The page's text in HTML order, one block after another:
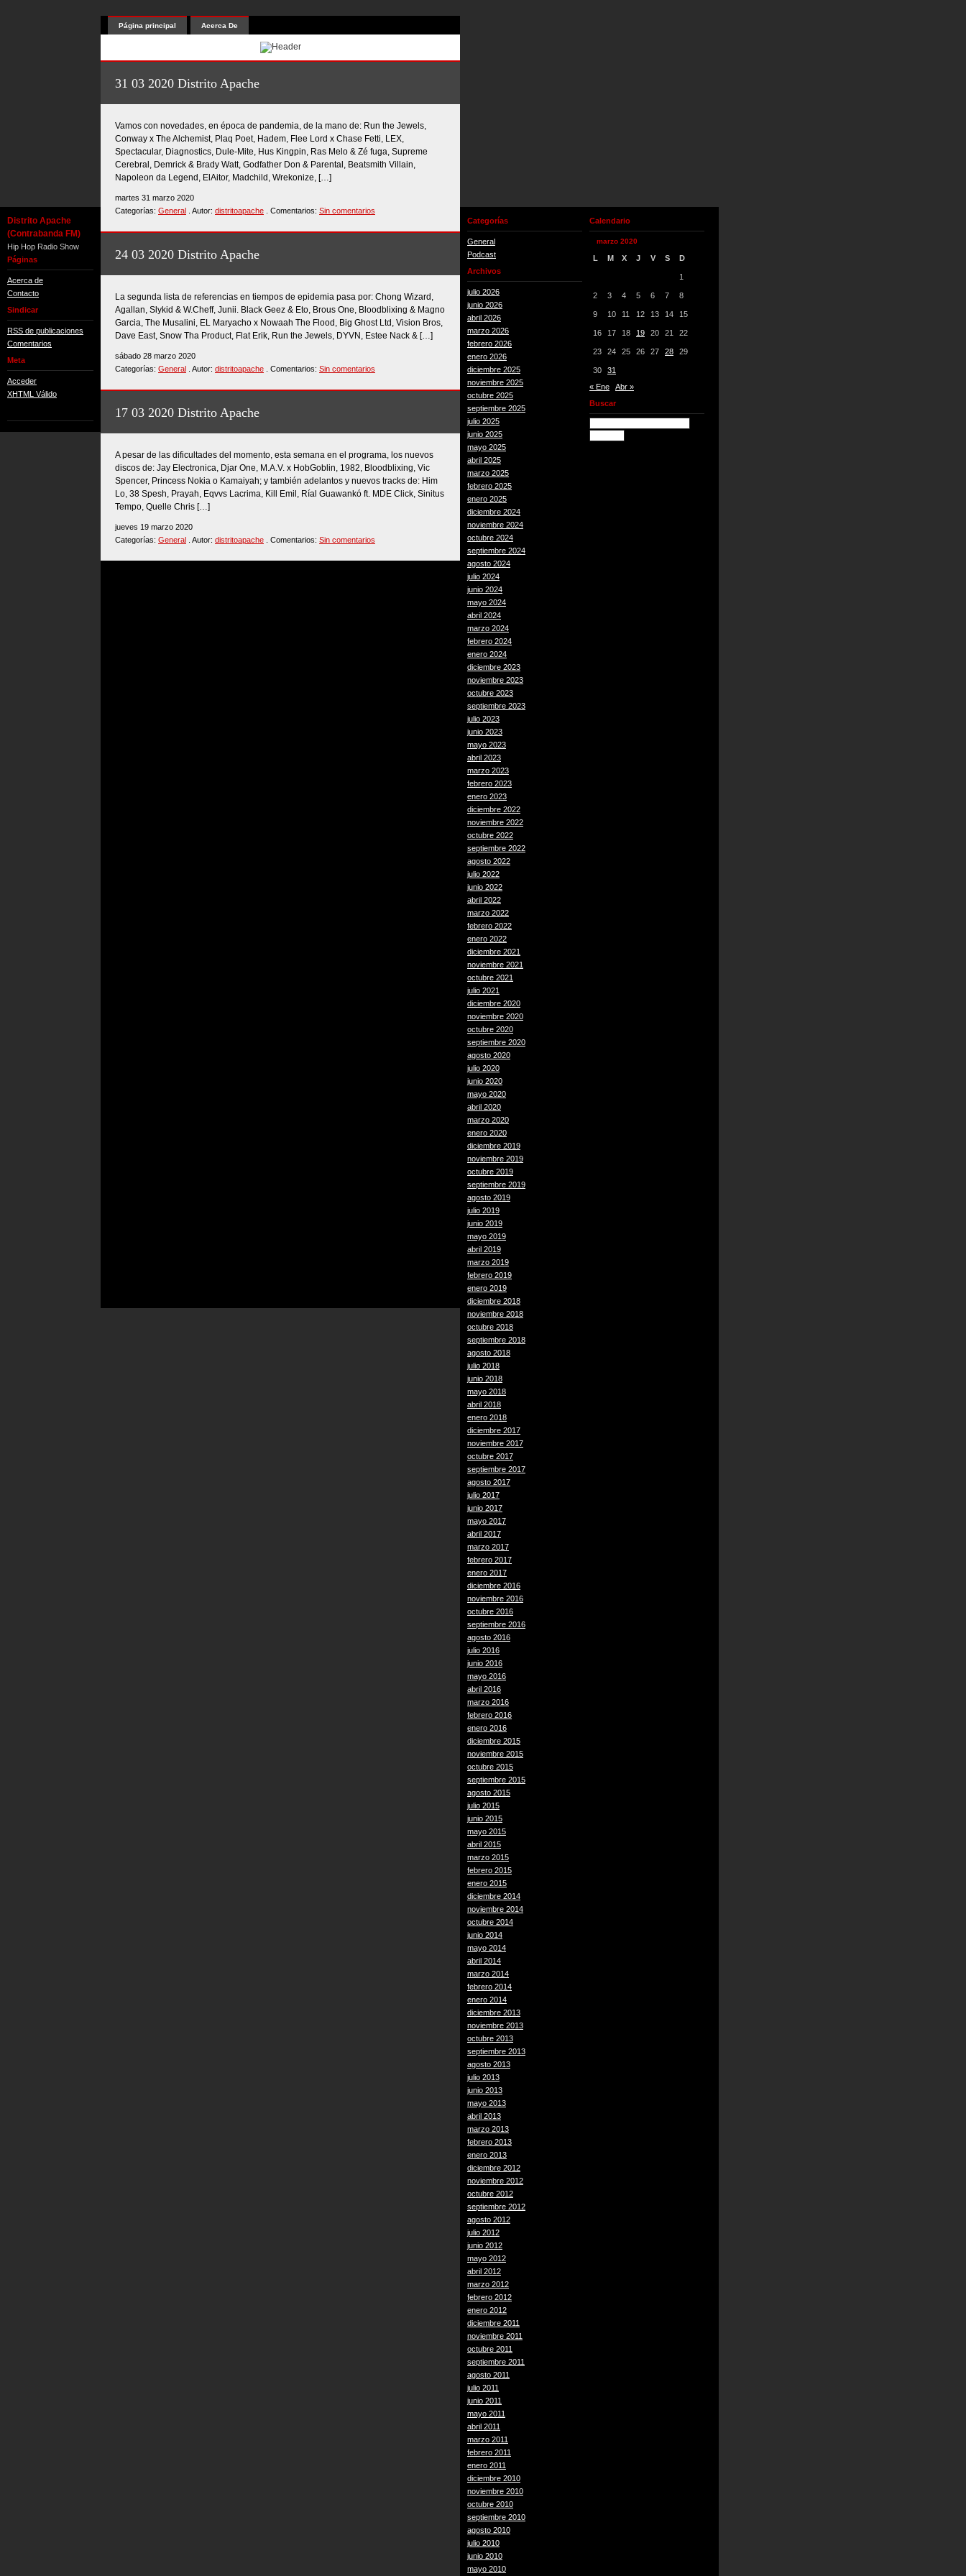
Distrito Apache
(Contrabanda FM)
Hip Hop Radio Show
Páginas
Acerca de
Contacto
Sindicar
RSS de publicaciones
Comentarios
Meta
Acceder
XHTML Válido
Página principal Acerca De
31 03 2020 Distrito Apache
Vamos con novedades, en época de pandemia, de la mano de: Run the Jewels,
Conway x The Alchemist, Plaq Poet, Hadem, Flee Lord x Chase Fetti, LEX,
Spectacular, Diagnostics, Dule-Mite, Hus Kingpin, Ras Melo & Zé fuga, Supreme
Cerebral, Demrick & Brady Watt, Godfather Don & Parental, Beatsmith Villain,
Napoleon da Legend, ElAitor, Madchild, Wrekonize, […]
martes 31 marzo 2020
Categorías: General . Autor: distritoapache . Comentarios: Sin comentarios
24 03 2020 Distrito Apache
La segunda lista de referencias en tiempos de epidemia pasa por: Chong Wizard,
Agallan, Slykid & W.Cheff, Junii. Black Geez & Eto, Brous One, Bloodblixing & Magno
Garcia, The Musalini, EL Maryacho x Nowaah The Flood, Big Ghost Ltd, Vision Bros,
Dave East, Snow Tha Product, Flat Erik, Run the Jewels, DYVN, Estee Nack & […]
sábado 28 marzo 2020
Categorías: General . Autor: distritoapache . Comentarios: Sin comentarios
17 03 2020 Distrito Apache
A pesar de las dificultades del momento, esta semana en el programa, los nuevos
discos de: Jay Electronica, Djar One, M.A.V. x HobGoblin, 1982, Bloodblixing, Vic
Spencer, Princess Nokia o Kamaiyah; y también adelantos y nuevos tracks de: Him
Lo, 38 Spesh, Prayah, Eqvvs Lacrima, Kill Emil, Ríal Guawankó ft. MDE Click, Sinitus
Tempo, Quelle Chris […]
jueves 19 marzo 2020
Categorías: General . Autor: distritoapache . Comentarios: Sin comentarios
Categorías
General
Podcast
Archivos
julio 2026
junio 2026
abril 2026
marzo 2026
febrero 2026
enero 2026
diciembre 2025
noviembre 2025
octubre 2025
septiembre 2025
julio 2025
junio 2025
mayo 2025
abril 2025
marzo 2025
febrero 2025
enero 2025
diciembre 2024
noviembre 2024
octubre 2024
septiembre 2024
agosto 2024
julio 2024
junio 2024
mayo 2024
abril 2024
marzo 2024
febrero 2024
enero 2024
diciembre 2023
noviembre 2023
octubre 2023
septiembre 2023
julio 2023
junio 2023
mayo 2023
abril 2023
marzo 2023
febrero 2023
enero 2023
diciembre 2022
noviembre 2022
octubre 2022
septiembre 2022
agosto 2022
julio 2022
junio 2022
abril 2022
marzo 2022
febrero 2022
enero 2022
diciembre 2021
noviembre 2021
octubre 2021
julio 2021
diciembre 2020
noviembre 2020
octubre 2020
septiembre 2020
agosto 2020
julio 2020
junio 2020
mayo 2020
abril 2020
marzo 2020
enero 2020
diciembre 2019
noviembre 2019
octubre 2019
septiembre 2019
agosto 2019
julio 2019
junio 2019
mayo 2019
abril 2019
marzo 2019
febrero 2019
enero 2019
diciembre 2018
noviembre 2018
octubre 2018
septiembre 2018
agosto 2018
julio 2018
junio 2018
mayo 2018
abril 2018
enero 2018
diciembre 2017
noviembre 2017
octubre 2017
septiembre 2017
agosto 2017
julio 2017
junio 2017
mayo 2017
abril 2017
marzo 2017
febrero 2017
enero 2017
diciembre 2016
noviembre 2016
octubre 2016
septiembre 2016
agosto 2016
julio 2016
junio 2016
mayo 2016
abril 2016
marzo 2016
febrero 2016
enero 2016
diciembre 2015
noviembre 2015
octubre 2015
septiembre 2015
agosto 2015
julio 2015
junio 2015
mayo 2015
abril 2015
marzo 2015
febrero 2015
enero 2015
diciembre 2014
noviembre 2014
octubre 2014
junio 2014
mayo 2014
abril 2014
marzo 2014
febrero 2014
enero 2014
diciembre 2013
noviembre 2013
octubre 2013
septiembre 2013
agosto 2013
julio 2013
junio 2013
mayo 2013
abril 2013
marzo 2013
febrero 2013
enero 2013
diciembre 2012
noviembre 2012
octubre 2012
septiembre 2012
agosto 2012
julio 2012
junio 2012
mayo 2012
abril 2012
marzo 2012
febrero 2012
enero 2012
diciembre 2011
noviembre 2011
octubre 2011
septiembre 2011
agosto 2011
julio 2011
junio 2011
mayo 2011
abril 2011
marzo 2011
febrero 2011
enero 2011
diciembre 2010
noviembre 2010
octubre 2010
septiembre 2010
agosto 2010
julio 2010
junio 2010
mayo 2010
Calendario
marzo 2020
L M X J V S D
1
2 3 4 5 6 7 8
9 10 11 12 13 14 15
16 17 18 19 20 21 22
23 24 25 26 27 28 29
30
31
« Ene
Abr »
Buscar